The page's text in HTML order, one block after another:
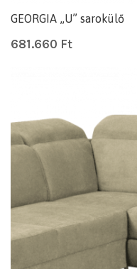
GEORGIA „U” sarokülő
681.660 Ft